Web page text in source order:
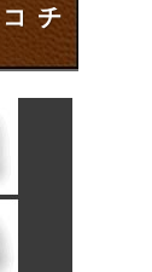
チ